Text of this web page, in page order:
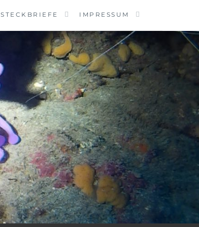
STECKBRIEFE IMPRESSUM